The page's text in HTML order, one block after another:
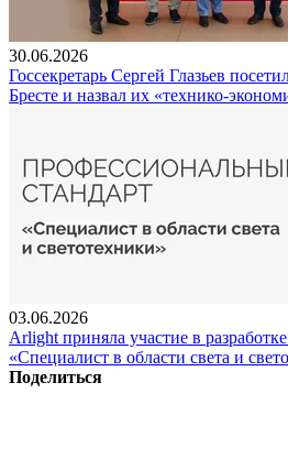
30.06.2026
Госсекретарь Сергей Глазьев
Бресте и назвал их «технико-
03.06.2026
Arlight приняла участие в
«Специалист в области света и
Поделиться